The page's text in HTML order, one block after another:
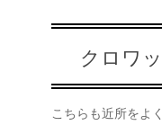
クロワ
こちらも近所をよ